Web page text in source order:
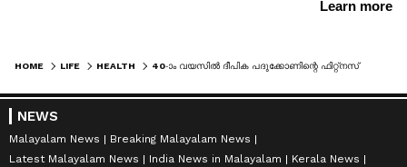
HOME LIFE HEALTH
NEWS
Malayalam News
Breaking Malayalam News
Latest Malayalam News
India News in Malayalam
Kerala News